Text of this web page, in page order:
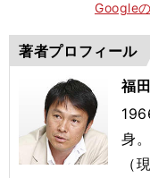
Google
著者プロフィール
福
身
（